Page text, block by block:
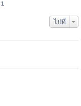
1
ไปที่